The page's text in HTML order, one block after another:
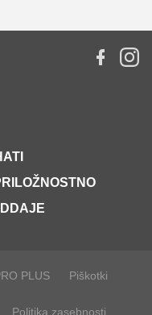
PLUS Piškotki
Politika zasebnosti